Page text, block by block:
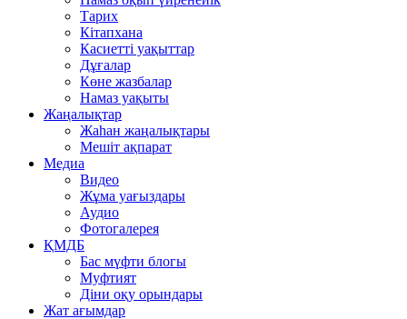
Тарих
Кітапхана
Касиетті уақыттар
Дұғалар
Көне жазбалар
Намаз уақыты
Жаңалықтар
Жаһан жаңалықтары
Мешіт ақпарат
Медиа
Видео
Жұма уағыздары
Аудио
Фотогалерея
ҚМДБ
Бас мүфти блогы
Муфтият
Діни оқу орындары
Жат ағымдар